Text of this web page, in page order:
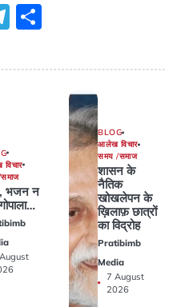
Telegram
भजन न
BLOG
आलेख विचार
समय /समाज
शासन के
नैतिक
खोखलेपन के
ख़िलाफ़ छात्रों
का विद्रोह
Pratibimb
Media
7 August
2026